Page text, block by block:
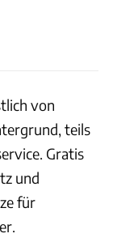
von
teils
Gratis
und
für